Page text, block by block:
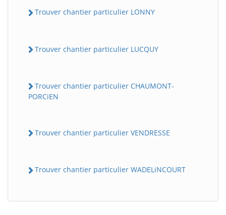
Trouver chantier particulier LONNY
Trouver chantier particulier LUCQUY
Trouver chantier particulier CHAUMONT-
PORCiEN
Trouver chantier particulier VENDRESSE
Trouver chantier particulier WADELiNCOURT